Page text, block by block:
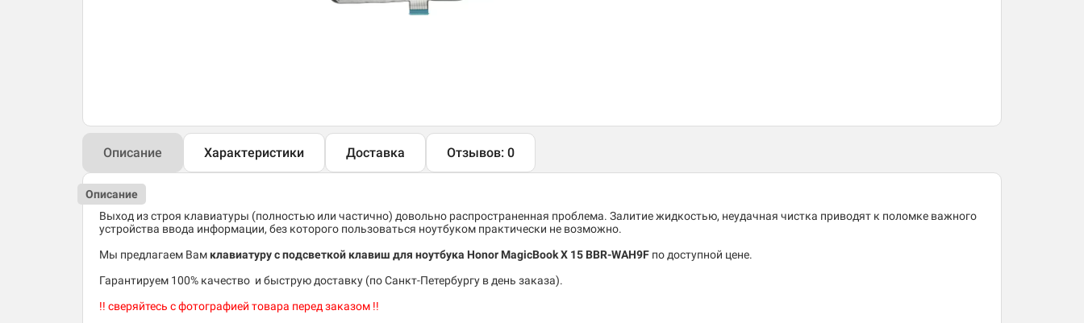
Описание Характеристики Доставка Отзывов: 0
Описание
Выход из строя клавиатуры (полностью или частично) довольно распространенная проблема. Залитие жидкостью, неудачная чистка приводят к поломке важного
устройства ввода информации, без которого пользоваться ноутбуком практически не возможно.
Мы предлагаем Вам клавиатуру с подсветкой клавиш для ноутбука Honor MagicBook X 15 BBR-WAH9F по доступной цене.
​Гарантируем 100% качество и быструю доставку (по Санкт-Петербургу в день заказа).
!! сверяйтесь с фотографией товара перед заказом !!